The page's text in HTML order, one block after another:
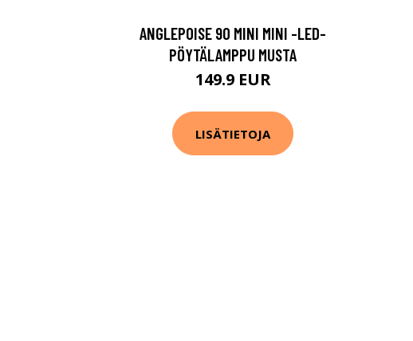
ANGLEPOISE 90 MINI MINI -LED-
PÖYTÄLAMPPU MUSTA
149.9 EUR
LISÄTIETOJA